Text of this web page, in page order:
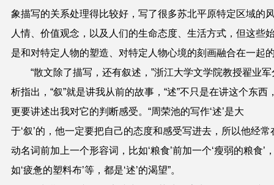
象描写的关系处理得比较好，写了很多苏北平原特定区域的
人情、价值观念，以及人们的生命态度、生活方式，但这些
是和对特定人物的塑造、对特定人物心境的刻画融合在一起
“散文除了描写，还有叙述，”浙江大学文学院教授翟业军
析指出，“叙”就是讲我从前的故事，“述”不只是在讲这个东西
更要讲述出我对它的判断感受。“周荣池的写作‘述’是大
于‘叙’的，他一定要把自己的态度和感受写进去，所以他经常
动名词前加上一个形容词，比如‘粮食’前加一个‘瘦弱的粮食’
如‘疲惫的塑料布’等，都是‘述’的渴望”。